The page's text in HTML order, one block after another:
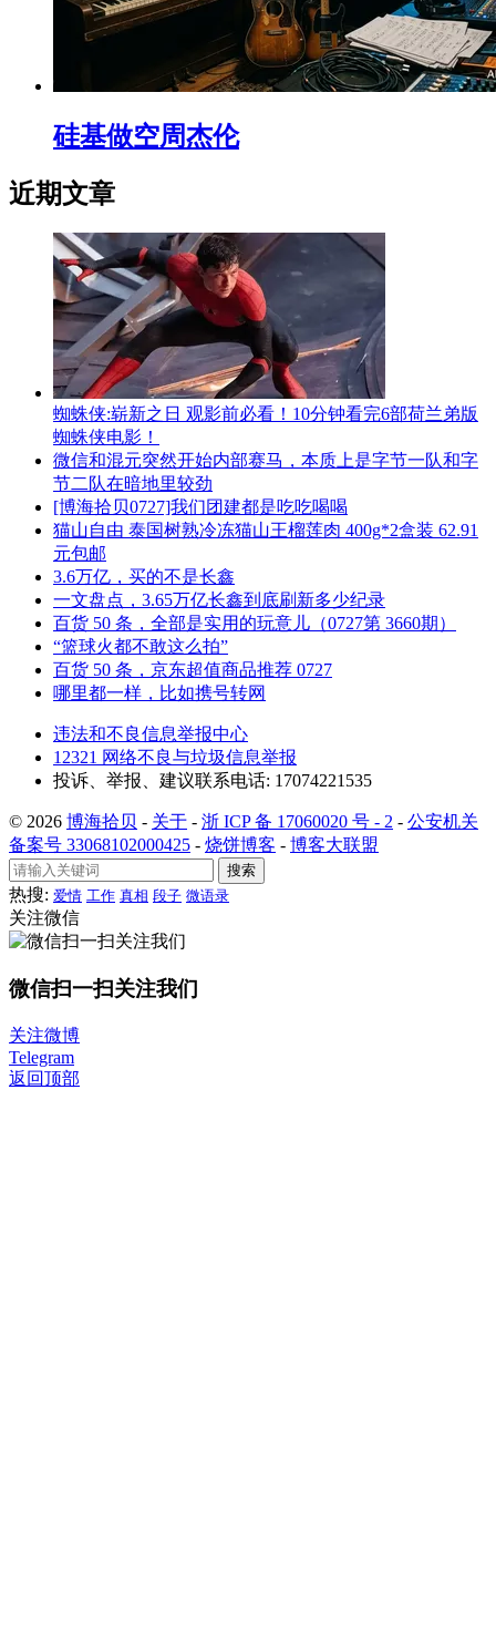
硅基做空周杰伦
近期文章
蜘蛛侠:崭新之日 观影前必看！10分钟看完6部荷兰弟版
蜘蛛侠电影！
微信和混元突然开始内部赛马，本质上是字节一队和字
节二队在暗地里较劲
[博海拾贝0727]我们团建都是吃吃喝喝
猫山自由 泰国树熟冷冻猫山王榴莲肉 400g*2盒装 62.91
元包邮
3.6万亿，买的不是长鑫
一文盘点，3.65万亿长鑫到底刷新多少纪录
百货 50 条，全部是实用的玩意儿（0727第 3660期）
“篮球火都不敢这么拍”
百货 50 条，京东超值商品推荐 0727
哪里都一样，比如携号转网
违法和不良信息举报中心
12321 网络不良与垃圾信息举报
投诉、举报、建议联系电话: 17074221535
© 2026 博海拾贝 - 关于 - 浙 ICP 备 17060020 号 - 2 - 公安机关
备案号 33068102000425 - 烧饼博客 - 博客大联盟
搜索
热搜: 爱情 工作 真相 段子 微语录
关注微信
微信扫一扫关注我们
关注微博
Telegram
返回顶部